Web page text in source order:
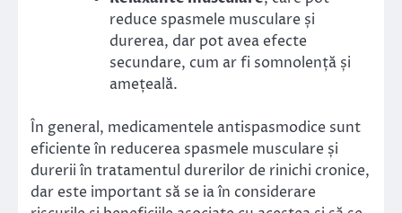
reduce spasmele musculare și
durerea, dar pot avea efecte
secundare, cum ar fi somnolență și
amețeală.
În general, medicamentele antispasmodice sunt
eficiente în reducerea spasmele musculare și
durerii în tratamentul durerilor de rinichi cronice,
dar este important să se ia în considerare